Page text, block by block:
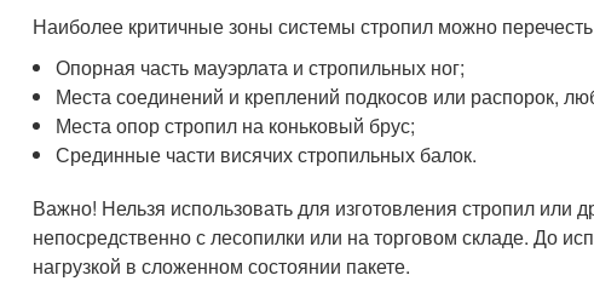
Наиболее критичные зоны системы стропил можно
Опорная часть мауэрлата и стропильных ног;
Места соединений и креплений подкосов или распорок,
Места опор стропил на коньковый брус;
Срединные части висячих стропильных балок.
Важно! Нельзя использовать для изготовления стропил или
непосредственно с лесопилки или на торговом складе. До
нагрузкой в сложенном состоянии пакете.